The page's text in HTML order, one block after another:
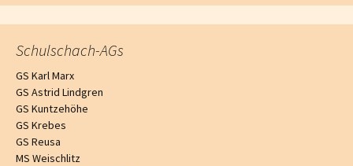
Schulschach-AGs
GS Karl Marx
GS Astrid Lindgren
GS Kuntzehöhe
GS Krebes
GS Reusa
MS Weischlitz